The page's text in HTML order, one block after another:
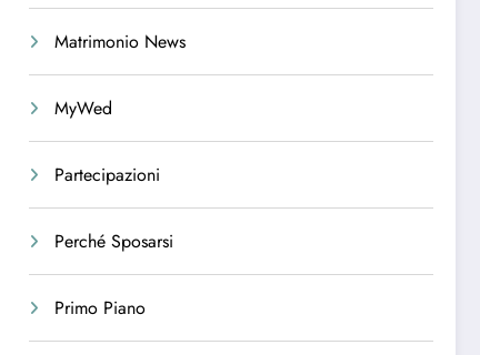
Matrimonio News
MyWed
Partecipazioni
Perché Sposarsi
Primo Piano